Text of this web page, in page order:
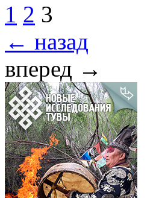
1 2 3
← назад
вперед →